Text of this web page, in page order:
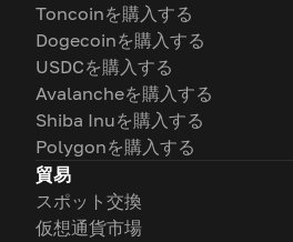
Toncoinを購入する
Dogecoinを購入する
USDCを購入する
Avalancheを購入する
Shiba Inuを購入する
Polygonを購入する
貿易
スポット交換
仮想通貨市場